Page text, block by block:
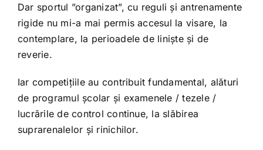
Dar sportul ”organizat”, cu reguli și antrenamente
rigide nu mi-a mai permis accesul la visare, la
contemplare, la perioadele de liniște și de
reverie.
Iar competițiile au contribuit fundamental, alături
de programul școlar și examenele / tezele /
lucrările de control continue, la slăbirea
suprarenalelor și rinichilor.